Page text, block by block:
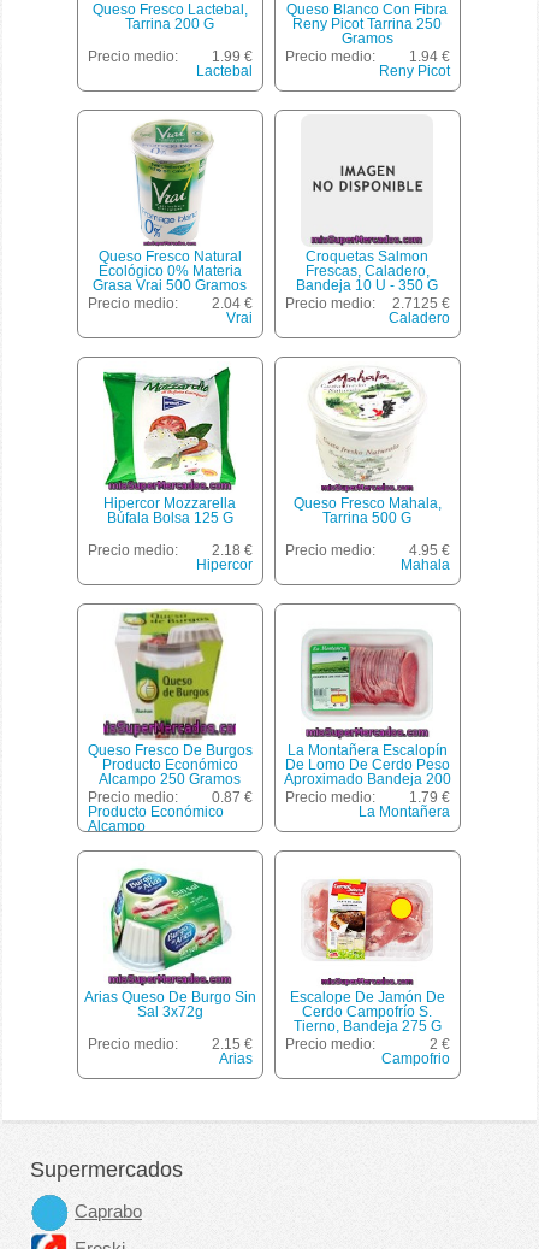
Queso Fresco Lactebal,
Tarrina 200 G
Precio medio:
1.99 €
Lactebal
Queso Blanco Con Fibra
Reny Picot Tarrina 250
Gramos
Precio medio:
1.94 €
Reny Picot
Queso Fresco Natural
Ecológico 0% Materia
Grasa Vrai 500 Gramos
Precio medio:
2.04 €
Vrai
Croquetas Salmon
Frescas, Caladero,
Bandeja 10 U - 350 G
Aprox(peso Aproximado
De La Unidad 350 Gr)
Precio medio:
2.7125 €
Caladero
Hipercor Mozzarella
Búfala Bolsa 125 G
Precio medio:
2.18 €
Hipercor
Queso Fresco Mahala,
Tarrina 500 G
Precio medio:
4.95 €
Mahala
Queso Fresco De Burgos
Producto Económico
Alcampo 250 Gramos
Precio medio:
0.87 €
Producto Económico
Alcampo
La Montañera Escalopín
De Lomo De Cerdo Peso
Aproximado Bandeja 200
G
Precio medio:
1.79 €
La Montañera
Arias Queso De Burgo Sin
Sal 3x72g
Precio medio:
2.15 €
Arias
Escalope De Jamón De
Cerdo Campofrío S.
Tierno, Bandeja 275 G
Precio medio:
2 €
Campofrio
Supermercados
Caprabo